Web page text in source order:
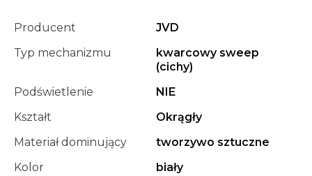
Producent
JVD
Typ mechanizmu
kwarcowy sweep
(cichy)
Podświetlenie
NIE
Kształt
Okrągły
Materiał dominujący
tworzywo sztuczne
Kolor
biały